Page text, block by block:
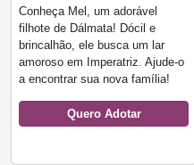
Conheça Mel, um adorável
filhote de Dálmata! Dócil e
brincalhão, ele busca um lar
amoroso em Imperatriz. Ajude-o
a encontrar sua nova família!
Quero Adotar